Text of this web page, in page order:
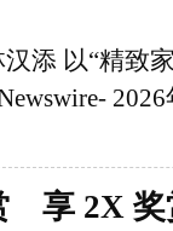
添 以“精致
享 2X 奖